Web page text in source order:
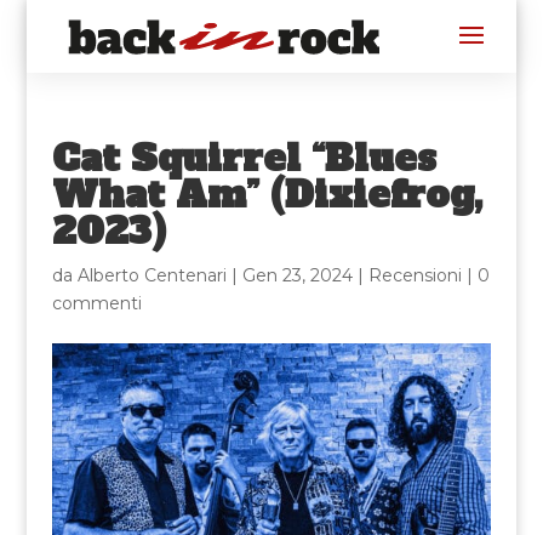
Cat Squirrel “Blues
What Am” (Dixiefrog,
2023)
da Alberto Centenari | Gen 23, 2024| Recensioni | 0
commenti